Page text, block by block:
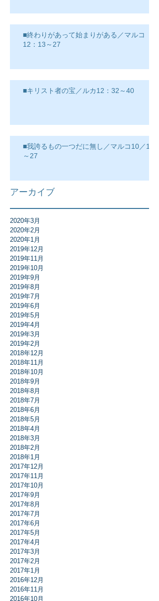
■終わりがあって始まりがある／マルコ
12：13～27
■キリスト者の宝／ルカ12：32～40
■我誇るもの一つだに無し／マルコ10／17
～27
アーカイブ
2020年3月
2020年2月
2020年1月
2019年12月
2019年11月
2019年10月
2019年9月
2019年8月
2019年7月
2019年6月
2019年5月
2019年4月
2019年3月
2019年2月
2018年12月
2018年11月
2018年10月
2018年9月
2018年8月
2018年7月
2018年6月
2018年5月
2018年4月
2018年3月
2018年2月
2018年1月
2017年12月
2017年11月
2017年10月
2017年9月
2017年8月
2017年7月
2017年6月
2017年5月
2017年4月
2017年3月
2017年2月
2017年1月
2016年12月
2016年11月
2016年10月